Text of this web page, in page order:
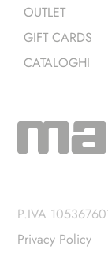
OUTLET
GIFT CARDS
CATALOGHI
P.IVA
Privacy Policy